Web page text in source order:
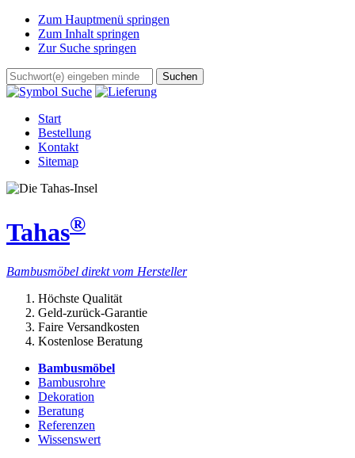
Zum Hauptmenü springen
Zum Inhalt springen
Zur Suche springen
Start
Bestellung
Kontakt
Sitemap
Tahas®
Bambusmöbel direkt vom Hersteller
Höchste Qualität
Geld-zurück-Garantie
Faire Versandkosten
Kostenlose Beratung
Bambusmöbel
Bambusrohre
Dekoration
Beratung
Referenzen
Wissenswert